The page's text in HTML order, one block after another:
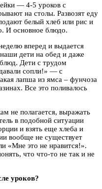
— 4-5 уроков с
на столы. Развозят еду
белый хлеб или рис и
И основное блюдо.
вперед и выдается
дети на обед и даже
Дети с трудом
сопли!» — с
лапша из ямса – фунчоза
Все это поливалось
не полагается, выражать
в подобной ситуации
и взять еще хлеба и
вообще не существует
«Мне это не нравится!».
что что-то не так и не
уроков?